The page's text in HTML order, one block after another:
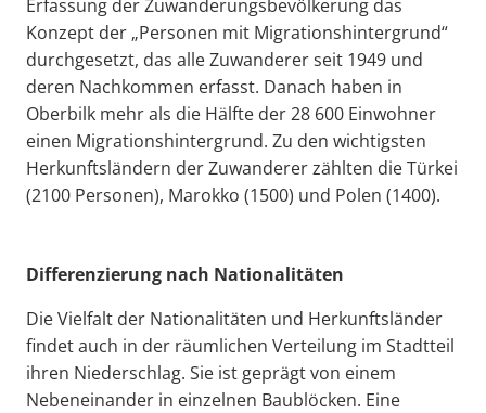
Erfassung der Zuwanderungsbevölkerung das
Konzept der „Personen mit Migrationshintergrund“
durchgesetzt, das alle Zuwanderer seit 1949 und
deren Nachkommen erfasst. Danach haben in
Oberbilk mehr als die Hälfte der 28 600 Einwohner
einen Migrationshintergrund. Zu den wichtigsten
Herkunftsländern der Zuwanderer zählten die Türkei
(2100 Personen), Marokko (1500) und Polen (1400).
Differenzierung nach Nationalitäten
Die Vielfalt der Nationalitäten und Herkunftsländer
findet auch in der räumlichen Verteilung im Stadtteil
ihren Niederschlag. Sie ist geprägt von einem
Nebeneinander in einzelnen Baublöcken. Eine